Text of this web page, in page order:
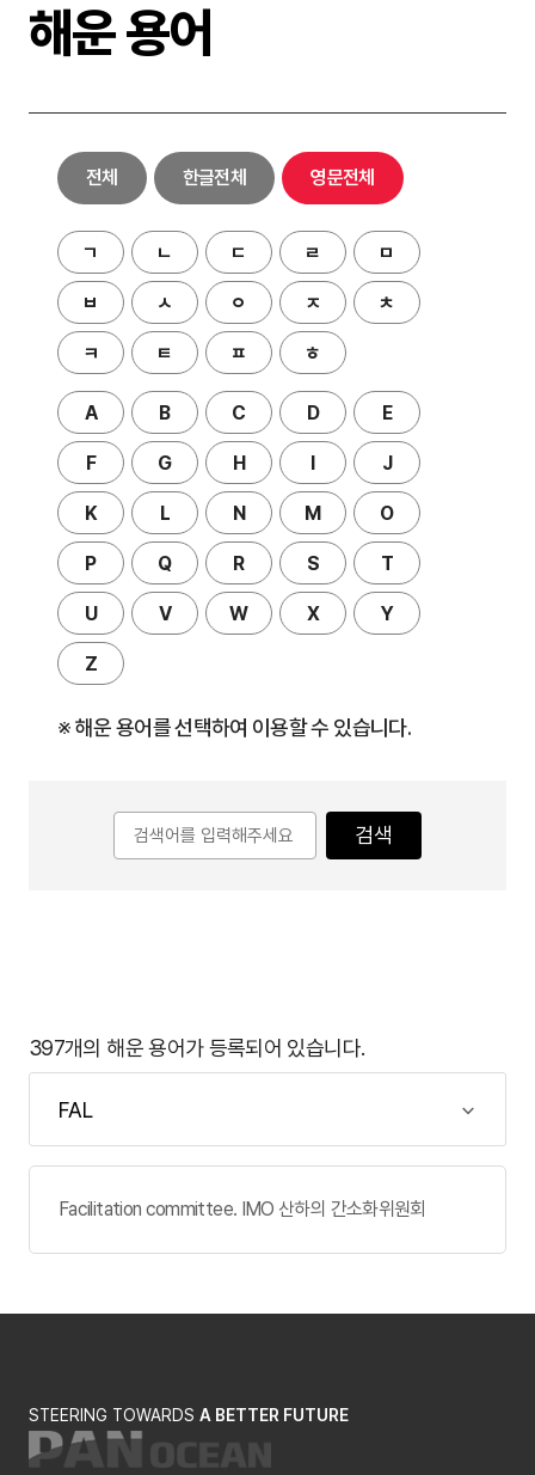
해운 용어
전체 한글전체 영문전체
ㄱ ㄴ ㄷ ㄹ ㅁ
ㅂ ㅅ ㅇ ㅈ ㅊ
ㅋ ㅌ ㅍ ㅎ
A B C D E
F G H I J
K L N M O
P Q R S T
U V W X Y
Z
※ 해운 용어를 선택하여 이용할 수 있습니다.
검색
397개의 해운 용어가 등록되어 있습니다.
Facilitation committee. IMO 산하의 간소화위원회
STEERING TOWARDS A BETTER FUTURE